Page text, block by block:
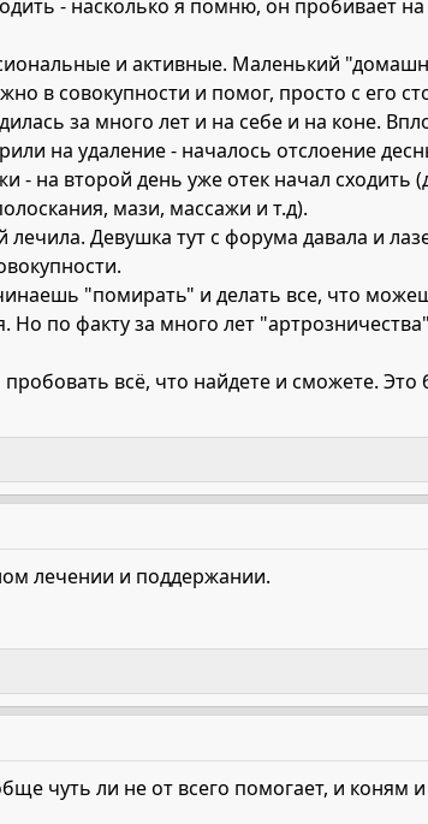
- насколько я помню, он пробивает
и активные. Маленький
в совокупности и помог, просто с его
за много лет и на себе и на коне.
на удаление - началось отслоение
- на второй день уже отек начал
мази, массажи и т.д).
Девушка тут с форума давала и
"помирать" и делать все, что
Но по факту за много лет
всё, что найдете и сможете.
лечении и поддержании.
чуть ли не от всего помогает, и коням